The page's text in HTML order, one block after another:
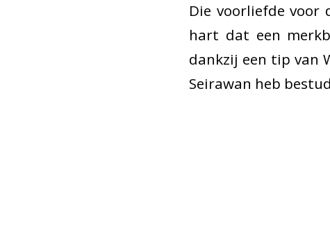
Die voorliefde
hart dat een
dankzij een tip van
Seirawan heb